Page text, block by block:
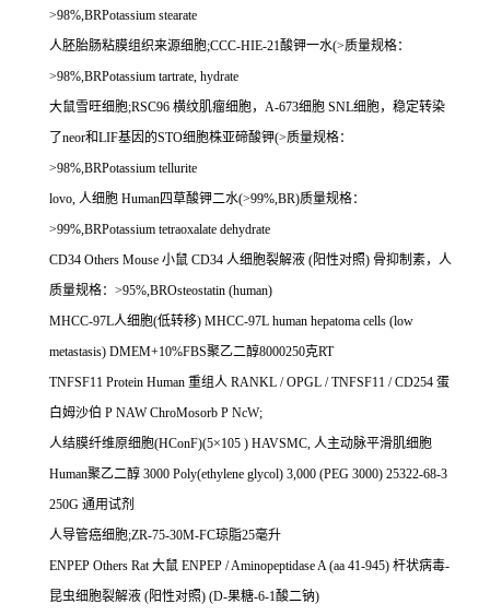
>98%,BRPotassium stearate
人胚胎肠粘膜组织来源细胞;CCC-HIE-21酸钾一水(>质量规格：
>98%,BRPotassium tartrate, hydrate
大鼠雪旺细胞;RSC96 横纹肌瘤细胞， A-673细胞 SNL细胞，稳定转染
了neor和LIF基因的STO细胞株亚碲酸钾(>质量规格：
>98%,BRPotassium tellurite
lovo, 人细胞 Human四草酸钾二水(>99%,BR)质量规格：
>99%,BRPotassium tetraoxalate dehydrate
CD34 Others Mouse 小鼠 CD34 人细胞裂解液 (阳性对照) 骨抑制素，人
质量规格： >95%,BROsteostatin (human)
MHCC-97L人细胞(低转移) MHCC-97L human hepatoma cells (low
metastasis) DMEM+10%FBS聚乙二醇8000250克RT
TNFSF11 Protein Human 重组人 RANKL / OPGL / TNFSF11 / CD254 蛋
白姆沙伯 P NAW ChroMosorb P NcW;
人结膜纤维原细胞(HConF)(5×105 ) HAVSMC, 人主动脉平滑肌细胞
Human聚乙二醇 3000 Poly(ethylene glycol) 3,000 (PEG 3000) 25322-68-3
250G 通用试剂
人导管癌细胞;ZR-75-30M-FC琼脂25毫升
ENPEP Others Rat大鼠 ENPEP / Aminopeptidase A (aa 41-945) 杆状病毒-
昆虫细胞裂解液 (阳性对照) (D-果糖-6-1酸二钠)